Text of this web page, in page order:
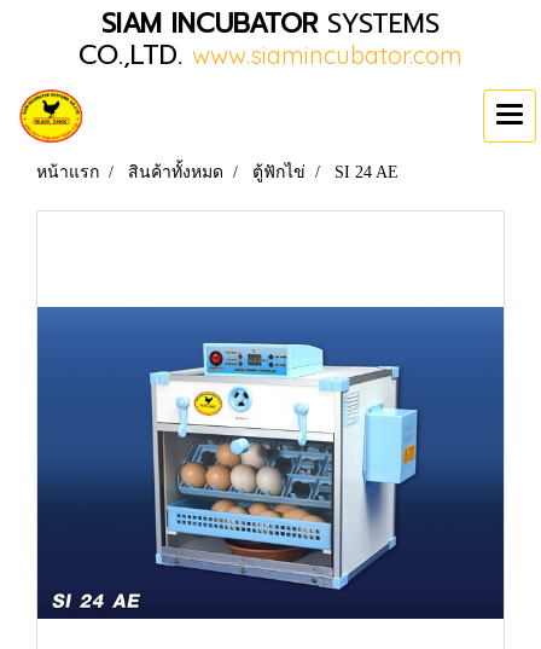
SIAM INCUBATORSYSTEMS
CO.,LTD. www.siamincubator.com
หน้าแรก สินค้าทั้งหมด ตู้ฟักไข่ SI 24 AE